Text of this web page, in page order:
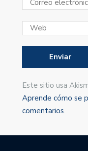
Este sitio usa
Aprende cómo se
comentarios.